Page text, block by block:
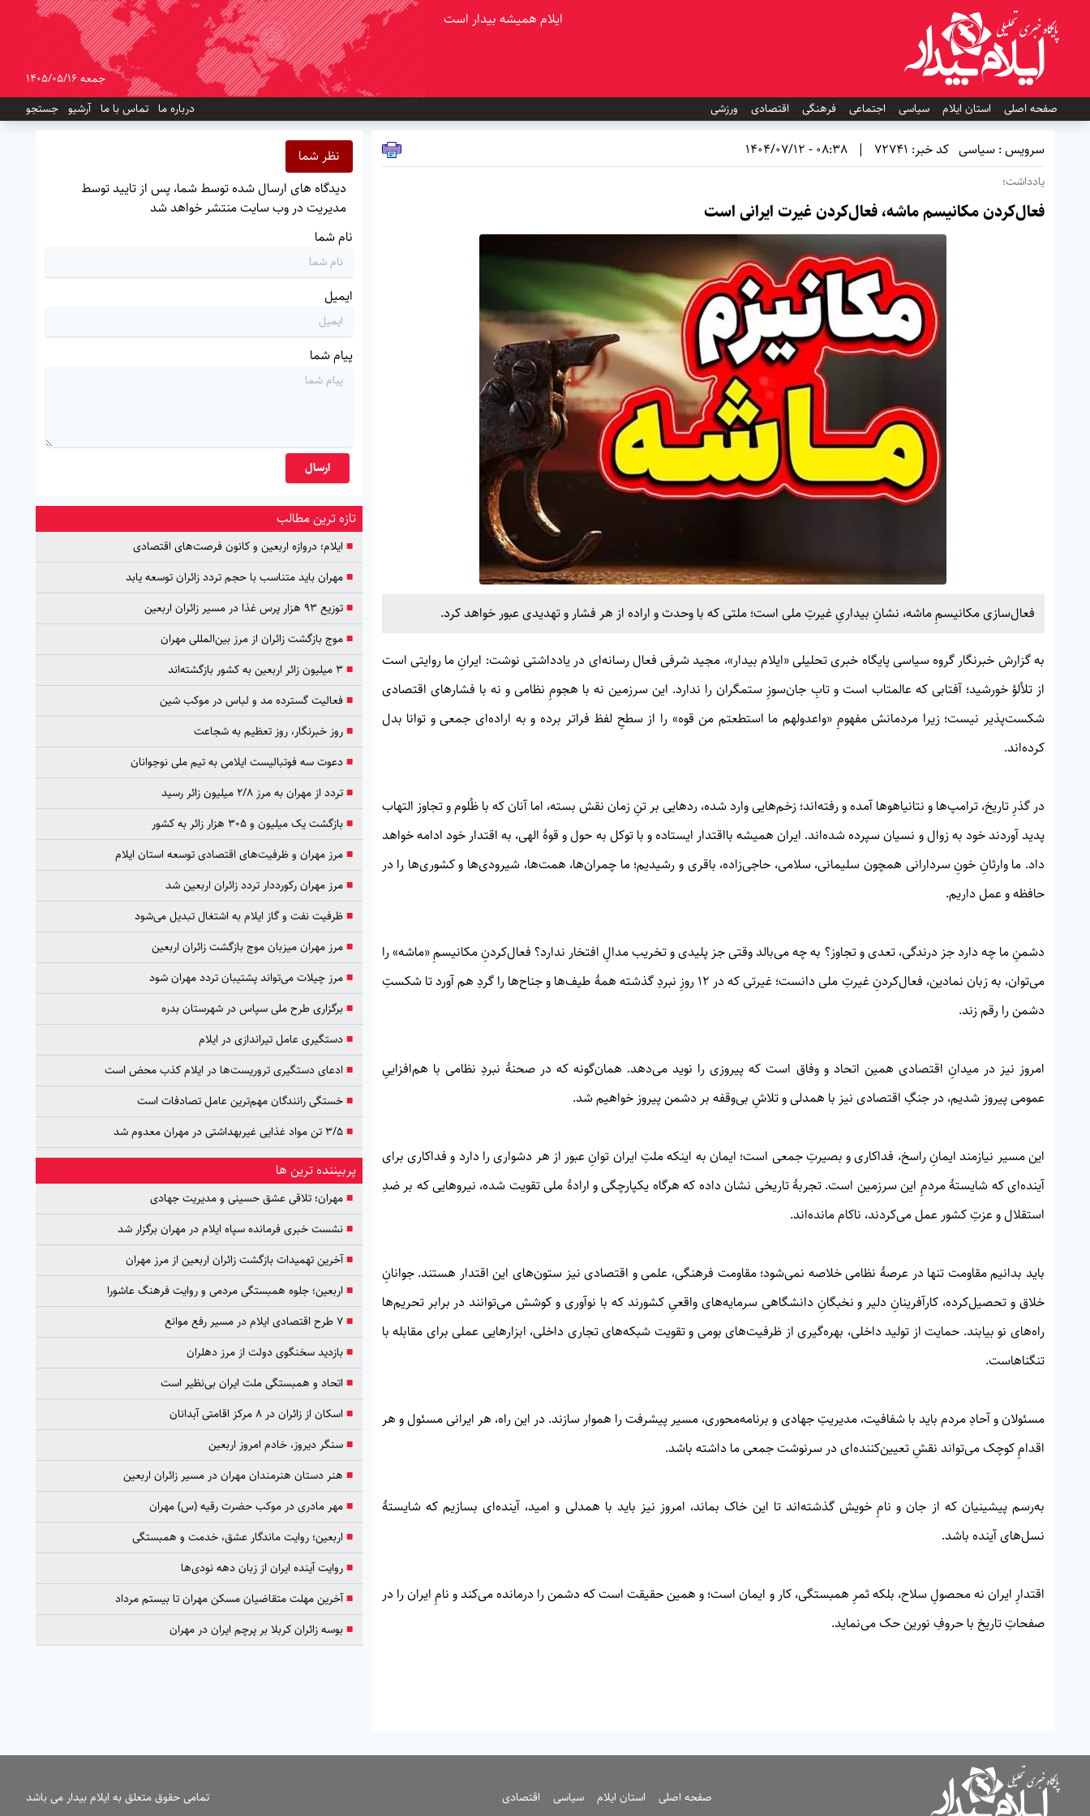
ایلام همیشه بیدار است
جمعه 1405/05/16
صفحه اصلی
استان ایلام سیاسی اجتماعی فرهنگی اقتصادی ورزشی درباره ما تماس با ما آرشیو جستجو
سرویس : سیاسی کد خبر: 72741 |
08:38 - 1404/07/12
یادداشت؛
فعال‌کردن مکانیسم ماشه، فعال‌کردن غیرت ایرانی است
فعال‌سازی مکانیسمِ ماشه، نشانِ بیداریِ غیرتِ ملی است؛ ملتی که با وحدت و اراده از هر فشار و تهدیدی عبور خواهد کرد.
به گزارش خبرنگار گروه سیاسی پایگاه خبری تحلیلی «ایلام بیدار»، مجید شرفی فعال رسانه‌ای در یادداشتی نوشت: ایرانِ ما روایتی است
از تلألؤ خورشید؛ آفتابی که عالمتاب است و تابِ جان‌سوزِ ستمگران را ندارد. این سرزمین نه با هجومِ نظامی و نه با فشارهای اقتصادی
شکست‌پذیر نیست؛ زیرا مردمانش مفهومِ «واعدولهم ما استطعتم من قوه» را از سطحِ لفظ فراتر برده و به اراده‌ای جمعی و توانا بدل
کرده‌اند.
در گذرِ تاریخ، ترامپ‌ها و نتانیاهوها آمده و رفته‌اند؛ زخم‌هایی وارد شده، ردهایی بر تنِ زمان نقش بسته، اما آنان که با ظُلوم و تجاوز التهاب
پدید آوردند خود به زوال و نسیان سپرده شده‌اند. ایران همیشه بااقتدار ایستاده و با توکل به حول و قوهٔ الهی، به اقتدار خود ادامه خواهد
داد. ما وارثانِ خونِ سردارانی همچون سلیمانی، سلامی، حاجی‌زاده، باقری و رشیدیم؛ ما چمران‌ها، همت‌ها، شیرودی‌ها و کشوری‌ها را در
حافظه و عمل داریم.
دشمنِ ما چه دارد جز درندگی، تعدی و تجاوز؟ به چه می‌بالد وقتی جز پلیدی و تخریب مدالِ افتخار ندارد؟ فعال‌کردنِ مکانیسمِ «ماشه» را
می‌توان، به زبان نمادین، فعال‌کردنِ غیرتِ ملی دانست؛ غیرتی که در ۱۲ روزِ نبردِ گذشته همهٔ طیف‌ها و جناح‌ها را گردِ هم آورد تا شکستِ
دشمن را رقم زند.
امروز نیز در میدانِ اقتصادی همین اتحاد و وفاق است که پیروزی را نوید می‌دهد. همان‌گونه که در صحنهٔ نبردِ نظامی با هم‌افزاییِ
عمومی پیروز شدیم، در جنگِ اقتصادی نیز با همدلی و تلاشِ بی‌وقفه بر دشمن پیروز خواهیم شد.
این مسیر نیازمند ایمانِ راسخ، فداکاری و بصیرتِ جمعی است؛ ایمان به اینکه ملتِ ایران توانِ عبور از هر دشواری را دارد و فداکاری برای
آینده‌ای که شایستهٔ مردمِ این سرزمین است. تجربهٔ تاریخی نشان داده که هرگاه یکپارچگی و ارادهٔ ملی تقویت شده، نیروهایی که بر ضدِ
استقلال و عزتِ کشور عمل می‌کردند، ناکام مانده‌اند.
باید بدانیم مقاومت تنها در عرصهٔ نظامی خلاصه نمی‌شود؛ مقاومت فرهنگی، علمی و اقتصادی نیز ستون‌های این اقتدار هستند. جوانانِ
خلاق و تحصیل‌کرده، کارآفرینانِ دلیر و نخبگانِ دانشگاهی سرمایه‌های واقعیِ کشورند که با نوآوری و کوشش می‌توانند در برابر تحریم‌ها
راه‌های نو بیابند. حمایت از تولید داخلی، بهره‌گیری از ظرفیت‌های بومی و تقویت شبکه‌های تجاری داخلی، ابزارهایی عملی برای مقابله با
تنگناهاست.
مسئولان و آحادِ مردم باید با شفافیت، مدیریتِ جهادی و برنامه‌محوری، مسیر پیشرفت را هموار سازند. در این راه، هر ایرانی مسئول و هر
اقدامِ کوچک می‌تواند نقشِ تعیین‌کننده‌ای در سرنوشت جمعی ما داشته باشد.
به‌رسم پیشینیان که از جان و نامِ خویش گذشته‌اند تا این خاک بماند، امروز نیز باید با همدلی و امید، آینده‌ای بسازیم که شایستهٔ
نسل‌های آینده باشد.
اقتدارِ ایران نه محصولِ سلاح، بلکه ثمرِ همبستگی، کار و ایمان است؛ و همین حقیقت است که دشمن را درمانده می‌کند و نامِ ایران را در
صفحاتِ تاریخ با حروفِ نورین حک می‌نماید.
نظر شما
دیدگاه های ارسال شده توسط شما، پس از تایید توسط
مدیریت در وب سایت منتشر خواهد شد
نام شما
ایمیل
پیام شما
ارسال
تازه ترین مطالب
■ ایلام؛ دروازه اربعین و کانون فرصت‌های اقتصادی
■مهران باید متناسب با حجم تردد زائران توسعه یابد
■توزیع ۹۳ هزار پرس غذا در مسیر زائران اربعین
■موج بازگشت زائران از مرز بین‌المللی مهران
■۳ میلیون زائر اربعین به کشور بازگشته‌اند
■فعالیت گسترده مد و لباس در موکب شین
■روز خبرنگار، روز تعظیم به شجاعت
■دعوت سه فوتبالیست ایلامی به تیم ملی نوجوانان
■تردد از مهران به مرز ۲/۸ میلیون زائر رسید
■بازگشت یک میلیون و ۳۰۵ هزار زائر به کشور
■مرز مهران و ظرفیت‌های اقتصادی توسعه استان ایلام
■مرز مهران رکورددار تردد زائران اربعین شد
■ظرفیت نفت و گاز ایلام به اشتغال تبدیل می‌شود
■مرز مهران میزبان موج بازگشت زائران اربعین
■مرز چیلات می‌تواند پشتیبان تردد مهران شود
■برگزاری طرح ملی سپاس در شهرستان بدره
■دستگیری عامل تیراندازی در ایلام
■ ادعای دستگیری تروریست‌ها در ایلام کذب محض است
■خستگی رانندگان مهم‌ترین عامل تصادفات است
■۳/۵ تن مواد غذایی غیربهداشتی در مهران معدوم شد
پربیننده ترین ها
■مهران؛ تلاقی عشق حسینی و مدیریت جهادی
■نشست خبری فرمانده سپاه ایلام در مهران برگزار شد
■آخرین تهمیدات بازگشت زائران اربعین از مرز مهران
■ اربعین؛ جلوه همبستگی مردمی و روایت فرهنگ عاشورا
■۷ طرح اقتصادی ایلام در مسیر رفع موانع
■بازدید سخنگوی دولت از مرز دهلران
■ اتحاد و همبستگی ملت ایران بی‌نظیر است
■ اسکان از زائران در ۸ مرکز اقامتی آبدانان
■سنگر دیروز، خادم امروز اربعین
■ هنر دستان هنرمندان مهران در مسیر زائران اربعین
■مهر مادری در موکب حضرت رقیه (س) مهران
■ اربعین؛ روایت ماندگار عشق، خدمت و همبستگی
■روایت آینده ایران از زبان دهه نودی‌ها
■آخرین مهلت متقاضیان مسکن مهران تا بیستم مرداد
■بوسه زائران کربلا بر پرچم ایران در مهران
صفحه اصلی استان ایلام سیاسی اقتصادی تمامی حقوق متعلق به ایلام بیدار می باشد